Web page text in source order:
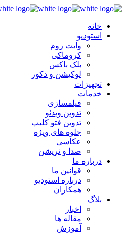
خانه
استودیو
وایت روم
کروماکی
بلک باکس
لوکیشن و دکور
تجهیزات
خدمات
فیلمسازی
تدوین ویدئو
تدوین فتو کلیپ
جلوه های ویژه
عکاسی
صدا و نریشن
درباره ما
قوانین ما
درباره استودیو
همکاران
بلاگ
اخبار
مقاله ها
آموزش